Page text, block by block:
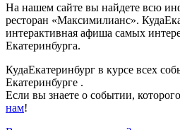
На нашем сайте вы найдете всю
ресторан «Максимилианс».
интерактивная афиша самых
Екатеринбурга.
КудаЕкатеринбург в курсе всех
Екатеринбурге .
Если вы знаете о событии,
нам!